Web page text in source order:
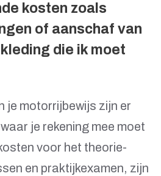
kosten zoals
of aanschaf van
die ik moet
je motorrijbewijs zijn er
je rekening mee moet
voor het theorie-
en praktijkexamen, zijn